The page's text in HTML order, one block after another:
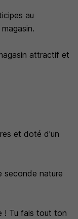
au
attractif et
et doté d'un
seconde nature
! Tu fais tout ton